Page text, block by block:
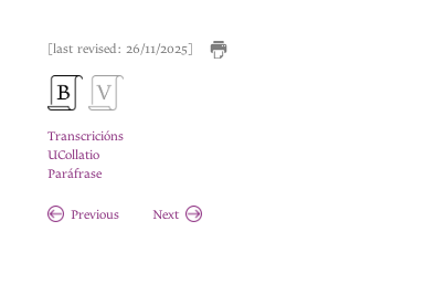
[last revised: 26/11/2025]
Transcricións
UCollatio
Paráfrase
Previous Next